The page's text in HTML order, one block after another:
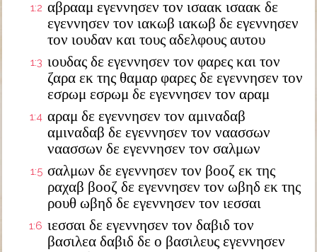
1:2 αβρααμ εγεννησεν τον ισαακ ισαακ δε
εγεννησεν τον ιακωβ ιακωβ δε εγεννησεν
τον ιουδαν και τους αδελφους αυτου
1:3 ιουδας δε εγεννησεν τον φαρες και τον
ζαρα εκ της θαμαρ φαρες δε εγεννησεν τον
εσρωμ εσρωμ δε εγεννησεν τον αραμ
1:4 αραμ δε εγεννησεν τον αμιναδαβ
αμιναδαβ δε εγεννησεν τον ναασσων
ναασσων δε εγεννησεν τον σαλμων
1:5 σαλμων δε εγεννησεν τον βοοζ εκ της
ραχαβ βοοζ δε εγεννησεν τον ωβηδ εκ της
ρουθ ωβηδ δε εγεννησεν τον ιεσσαι
1:6 ιεσσαι δε εγεννησεν τον δαβιδ τον
βασιλεα δαβιδ δε ο βασιλευς εγεννησεν